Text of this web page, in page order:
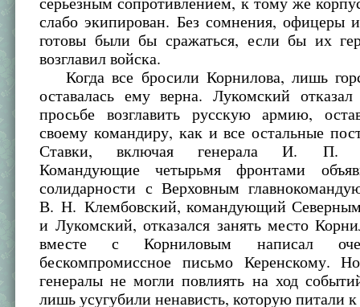
слабо экипирован. Без сомнения, офицеры и
готовы были бы сражаться, если бы их
возглавил войска.
Когда все бросили Корнилова, лишь
оставалась ему верна. Лукомский
просьбе возглавить русскую армию,
своему командиру, как и все остальные
Ставки, включая генерала И. П.
Командующие четырьмя фронтами
солидарности с Верховным
В. Н. Клембовский, командующий
и Лукомский, отказался занять место
вместе с Корниловым написал
бескомпромиссное письмо Керенскому.
генералы не могли повлиять на ход
лишь усугубили ненависть, которую питали